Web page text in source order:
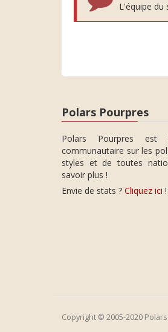
L'équipe du
Polars Pourpres
Polars Pourpres
communautaire sur les
styles et de toutes
savoir plus !
Envie de stats ? Cliquez ici !
Copyright © 2005-2020